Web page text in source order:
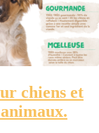
chiens et